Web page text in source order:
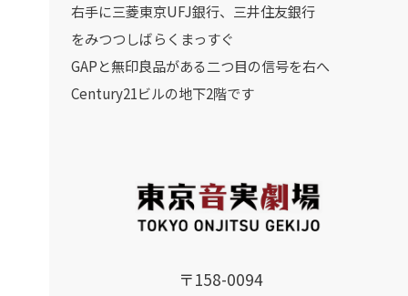
〒158-0094
右手に三菱東京UFJ銀行、三井住友銀行
をみつつしばらくまっすぐ
GAPと無印良品がある二つ目の信号を右へ
Century21ビルの地下2階です